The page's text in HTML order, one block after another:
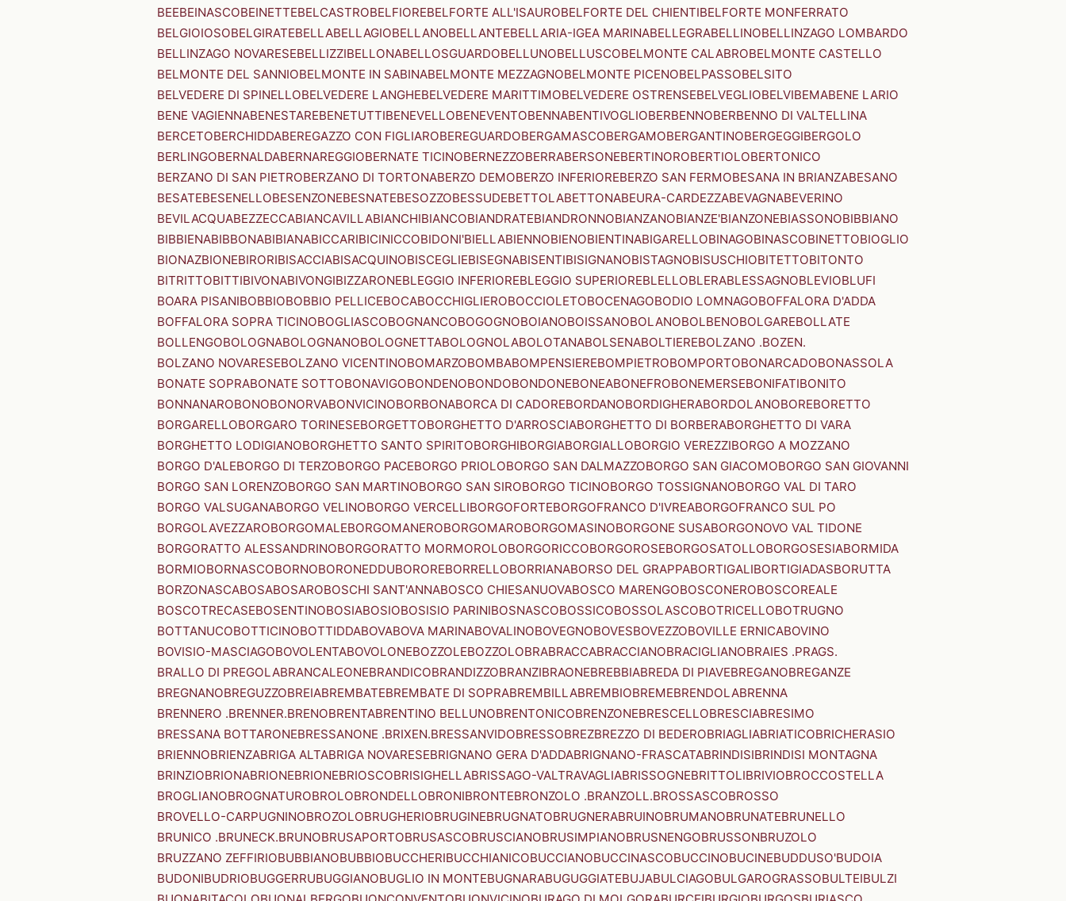
BEEBEINASCOBEINETTEBELCASTROBELFIOREBELFORTE ALL'ISAUROBELFORTE DEL CHIENTIBELFORTE MONFERRATO
BELGIOIOSOBELGIRATEBELLABELLAGIOBELLANOBELLANTEBELLARIA-IGEA MARINABELLEGRABELLINOBELLINZAGO LOMBARDO
BELLINZAGO NOVARESEBELLIZZIBELLONABELLOSGUARDOBELLUNOBELLUSCOBELMONTE CALABROBELMONTE CASTELLO
BELMONTE DEL SANNIOBELMONTE IN SABINABELMONTE MEZZAGNOBELMONTE PICENOBELPASSOBELSITO
BELVEDERE DI SPINELLOBELVEDERE LANGHEBELVEDERE MARITTIMOBELVEDERE OSTRENSEBELVEGLIOBELVIBEMABENE LARIO
BENE VAGIENNABENESTAREBENETUTTIBENEVELLOBENEVENTOBENNABENTIVOGLIOBERBENNOBERBENNO DI VALTELLINA
BERCETOBERCHIDDABEREGAZZO CON FIGLIAROBEREGUARDOBERGAMASCOBERGAMOBERGANTINOBERGEGGIBERGOLO
BERLINGOBERNALDABERNAREGGIOBERNATE TICINOBERNEZZOBERRABERSONEBERTINOROBERTIOLOBERTONICO
BERZANO DI SAN PIETROBERZANO DI TORTONABERZO DEMOBERZO INFERIOREBERZO SAN FERMOBESANA IN BRIANZABESANO
BESATEBESENELLOBESENZONEBESNATEBESOZZOBESSUDEBETTOLABETTONABEURA-CARDEZZABEVAGNABEVERINO
BEVILACQUABEZZECCABIANCAVILLABIANCHIBIANCOBIANDRATEBIANDRONNOBIANZANOBIANZE'BIANZONEBIASSONOBIBBIANO
BIBBIENABIBBONABIBIANABICCARIBICINICCOBIDONI'BIELLABIENNOBIENOBIENTINABIGARELLOBINAGOBINASCOBINETTOBIOGLIO
BIONAZBIONEBIRORIBISACCIABISACQUINOBISCEGLIEBISEGNABISENTIBISIGNANOBISTAGNOBISUSCHIOBITETTOBITONTO
BITRITTOBITTIBIVONABIVONGIBIZZARONEBLEGGIO INFERIOREBLEGGIO SUPERIOREBLELLOBLERABLESSAGNOBLEVIOBLUFI
BOARA PISANIBOBBIOBOBBIO PELLICEBOCABOCCHIGLIEROBOCCIOLETOBOCENAGOBODIO LOMNAGOBOFFALORA D'ADDA
BOFFALORA SOPRA TICINOBOGLIASCOBOGNANCOBOGOGNOBOIANOBOISSANOBOLANOBOLBENOBOLGAREBOLLATE
BOLLENGOBOLOGNABOLOGNANOBOLOGNETTABOLOGNOLABOLOTANABOLSENABOLTIEREBOLZANO .BOZEN.
BOLZANO NOVARESEBOLZANO VICENTINOBOMARZOBOMBABOMPENSIEREBOMPIETROBOMPORTOBONARCADOBONASSOLA
BONATE SOPRABONATE SOTTOBONAVIGOBONDENOBONDOBONDONEBONEABONEFROBONEMERSEBONIFATIBONITO
BONNANAROBONOBONORVABONVICINOBORBONABORCA DI CADOREBORDANOBORDIGHERABORDOLANOBOREBORETTO
BORGARELLOBORGARO TORINESEBORGETTOBORGHETTO D'ARROSCIABORGHETTO DI BORBERABORGHETTO DI VARA
BORGHETTO LODIGIANOBORGHETTO SANTO SPIRITOBORGHIBORGIABORGIALLOBORGIO VEREZZIBORGO A MOZZANO
BORGO D'ALEBORGO DI TERZOBORGO PACEBORGO PRIOLOBORGO SAN DALMAZZOBORGO SAN GIACOMOBORGO SAN GIOVANNI
BORGO SAN LORENZOBORGO SAN MARTINOBORGO SAN SIROBORGO TICINOBORGO TOSSIGNANOBORGO VAL DI TARO
BORGO VALSUGANABORGO VELINOBORGO VERCELLIBORGOFORTEBORGOFRANCO D'IVREABORGOFRANCO SUL PO
BORGOLAVEZZAROBORGOMALEBORGOMANEROBORGOMAROBORGOMASINOBORGONE SUSABORGONOVO VAL TIDONE
BORGORATTO ALESSANDRINOBORGORATTO MORMOROLOBORGORICCOBORGOROSEBORGOSATOLLOBORGOSESIABORMIDA
BORMIOBORNASCOBORNOBORONEDDUBOROREBORRELLOBORRIANABORSO DEL GRAPPABORTIGALIBORTIGIADASBORUTTA
BORZONASCABOSABOSAROBOSCHI SANT'ANNABOSCO CHIESANUOVABOSCO MARENGOBOSCONEROBOSCOREALE
BOSCOTRECASEBOSENTINOBOSIABOSIOBOSISIO PARINIBOSNASCOBOSSICOBOSSOLASCOBOTRICELLOBOTRUGNO
BOTTANUCOBOTTICINOBOTTIDDABOVABOVA MARINABOVALINOBOVEGNOBOVESBOVEZZOBOVILLE ERNICABOVINO
BOVISIO-MASCIAGOBOVOLENTABOVOLONEBOZZOLEBOZZOLOBRABRACCABRACCIANOBRACIGLIANOBRAIES .PRAGS.
BRALLO DI PREGOLABRANCALEONEBRANDICOBRANDIZZOBRANZIBRAONEBREBBIABREDA DI PIAVEBREGANOBREGANZE
BREGNANOBREGUZZOBREIABREMBATEBREMBATE DI SOPRABREMBILLABREMBIOBREMEBRENDOLABRENNA
BRENNERO .BRENNER.BRENOBRENTABRENTINO BELLUNOBRENTONICOBRENZONEBRESCELLOBRESCIABRESIMO
BRESSANA BOTTARONEBRESSANONE .BRIXEN.BRESSANVIDOBRESSOBREZBREZZO DI BEDEROBRIAGLIABRIATICOBRICHERASIO
BRIENNOBRIENZABRIGA ALTABRIGA NOVARESEBRIGNANO GERA D'ADDABRIGNANO-FRASCATABRINDISIBRINDISI MONTAGNA
BRINZIOBRIONABRIONEBRIONEBRIOSCOBRISIGHELLABRISSAGO-VALTRAVAGLIABRISSOGNEBRITTOLIBRIVIOBROCCOSTELLA
BROGLIANOBROGNATUROBROLOBRONDELLOBRONIBRONTEBRONZOLO .BRANZOLL.BROSSASCOBROSSO
BROVELLO-CARPUGNINOBROZOLOBRUGHERIOBRUGINEBRUGNATOBRUGNERABRUINOBRUMANOBRUNATEBRUNELLO
BRUNICO .BRUNECK.BRUNOBRUSAPORTOBRUSASCOBRUSCIANOBRUSIMPIANOBRUSNENGOBRUSSONBRUZOLO
BRUZZANO ZEFFIRIOBUBBIANOBUBBIOBUCCHERIBUCCHIANICOBUCCIANOBUCCINASCOBUCCINOBUCINEBUDDUSO'BUDOIA
BUDONIBUDRIOBUGGERRUBUGGIANOBUGLIO IN MONTEBUGNARABUGUGGIATEBUJABULCIAGOBULGAROGRASSOBULTEIBULZI